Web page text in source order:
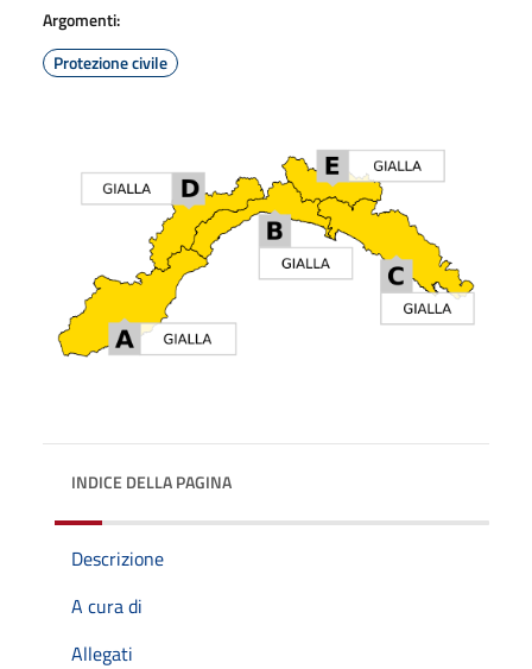
Argomenti:
Protezione civile
INDICE DELLA PAGINA
Descrizione
A cura di
Allegati